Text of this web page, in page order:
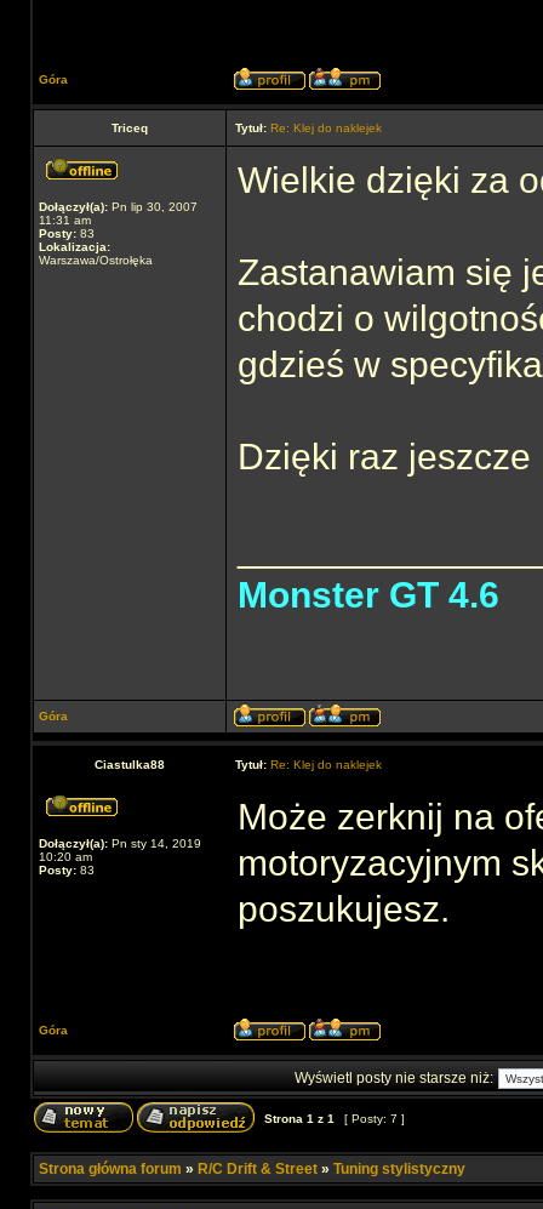
Góra
Triceq Tytuł: Re: Klej do naklejek
Dołączył(a): Pn lip 30, 2007
11:31 am
Posty: 83
Lokalizacja:
Warszawa/Ostrołęka
Wielkie dzięki za
Zastanawiam się
chodzi o
gdzieś w
Dzięki raz jeszcze
Monster GT 4.6
Góra
Ciastulka88 Tytuł: Re: Klej do naklejek
Dołączył(a): Pn sty 14, 2019
10:20 am
Posty: 83
Może zerknij na
motoryzacyjnym
poszukujesz.
Góra
Wyświetl posty nie starsze niż:
Strona 1 z 1 [ Posty: 7 ]
Strona główna forum » R/C Drift & Street » Tuning stylistyczny